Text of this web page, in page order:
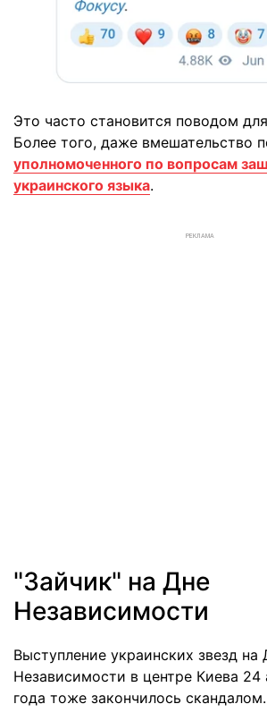
Это часто становится поводом
Более того, даже вмешательство
уполномоченного по вопросам
украинского языка.
РЕКЛАМА
"Зайчик" на Дне
Независимости
Выступление украинских звезд на
Независимости в центре Киева 24
года тоже закончилось скандалом.